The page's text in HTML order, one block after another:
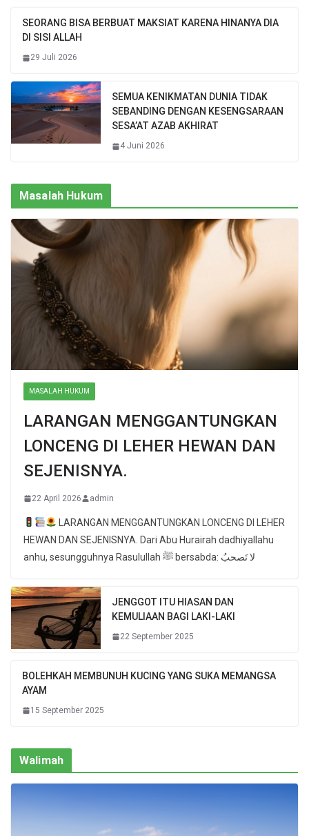
SEORANG BISA BERBUAT MAKSIAT KARENA HINANYA DIA
DI SISI ALLAH
29 Juli 2026
SEMUA KENIKMATAN DUNIA TIDAK
SEBANDING DENGAN KESENGSARAAN
SESA’AT AZAB AKHIRAT
4 Juni 2026
Masalah Hukum
MASALAH HUKUM
LARANGAN MENGGANTUNGKAN
LONCENG DI LEHER HEWAN DAN
SEJENISNYA.
22 April 2026 admin
LARANGAN MENGGANTUNGKAN LONCENG DI LEHER
HEWAN DAN SEJENISNYA. Dari Abu Hurairah dadhiyallahu
anhu, sesungguhnya Rasulullah ﷺ bersabda: لا تَصحبُ
JENGGOT ITU HIASAN DAN
KEMULIAAN BAGI LAKI-LAKI
22 September 2025
BOLEHKAH MEMBUNUH KUCING YANG SUKA MEMANGSA
AYAM
15 September 2025
Walimah